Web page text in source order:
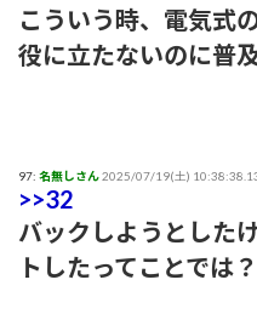
こういう時、電気式
役に立たないのに普
97: 名無しさん2025/07/19(土)
>>32
バックしようとした
トしたってことでは？